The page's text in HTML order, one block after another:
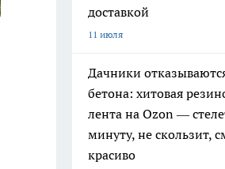
доставкой
11 июля
Дачники
бетона: хитовая
лента на Ozon —
минуту, не скользит,
красиво